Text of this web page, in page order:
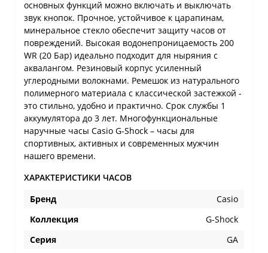
основных функций можно включать и выключать
звук кнопок. Прочное, устойчивое к царапинам,
минеральное стекло обеспечит защиту часов от
повреждений. Высокая водонепроницаемость 200
WR (20 Бар) идеально подходит для ныряния с
аквалангом. Резиновый корпус усиленный
углеродными волокнами. Ремешок из натурального
полимерного материала с классической застежкой -
это стильно, удобно и практично. Срок службы 1
аккумулятора до 3 лет. Многофункциональные
наручные часы Casio G-Shock – часы для
спортивных, активных и современных мужчин
нашего времени.
ХАРАКТЕРИСТИКИ ЧАСОВ
Бренд
Casio
Коллекция
G-Shock
Серия
GA